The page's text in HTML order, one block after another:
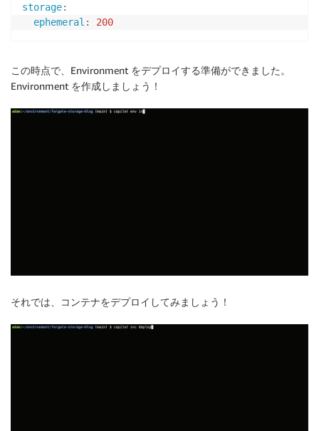
storage:
ephemeral : 200
この時点で、Environment をデプロイする準備ができました。
Environment を作成しましょう！
それでは、コンテナをデプロイしてみましょう！